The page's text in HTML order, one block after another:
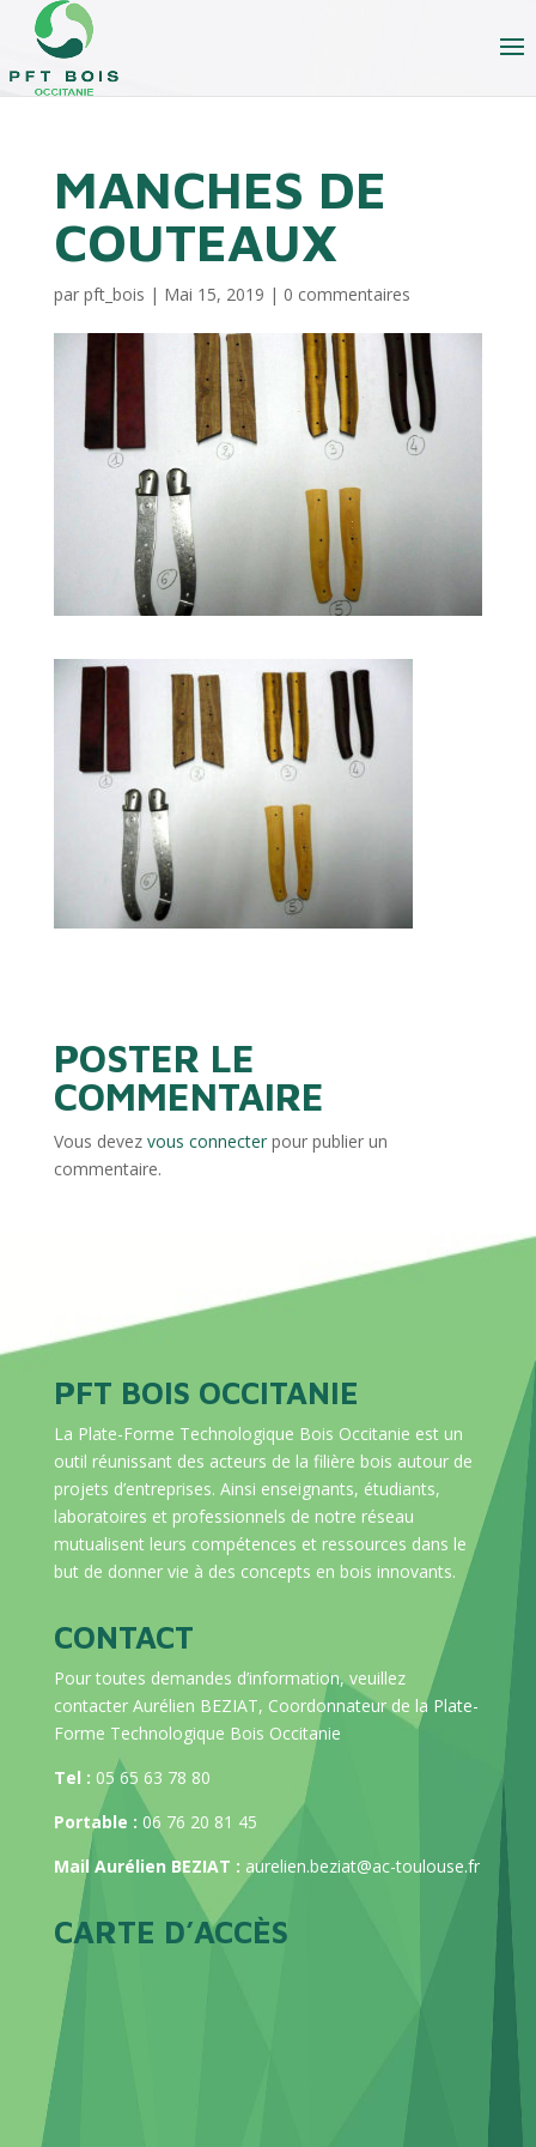
MANCHES DE
COUTEAUX
par pft_bois | Mai 15, 2019 | 0 commentaires
POSTER LE
COMMENTAIRE
Vous devez vous connecterpour publier un
commentaire.
PFT BOIS OCCITANIE
La Plate-Forme Technologique Bois Occitanie est un
outil réunissant des acteurs de la filière bois autour de
projets d’entreprises. Ainsi enseignants, étudiants,
laboratoires et professionnels de notre réseau
mutualisent leurs compétences et ressources dans le
but de donner vie à des concepts en bois innovants.
CONTACT
Pour toutes demandes d’information, veuillez
contacter Aurélien BEZIAT, Coordonnateur de la Plate-
Forme Technologique Bois Occitanie
Tel : 05 65 63 78 80
Portable : 06 76 20 81 45
Mail Aurélien BEZIAT : aurelien.beziat@ac-toulouse.fr
CARTE D’ACCÈS